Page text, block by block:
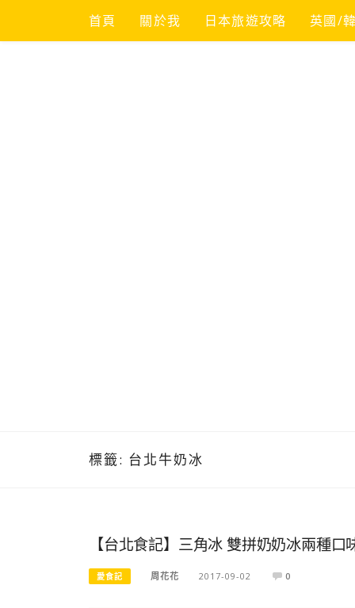
content
首頁 關於我 日本旅遊攻略 英國/
標籤: 台北牛奶冰
【台北食記】三角冰 雙拼奶奶冰兩種
愛食記 周花花 2017-09-02 0